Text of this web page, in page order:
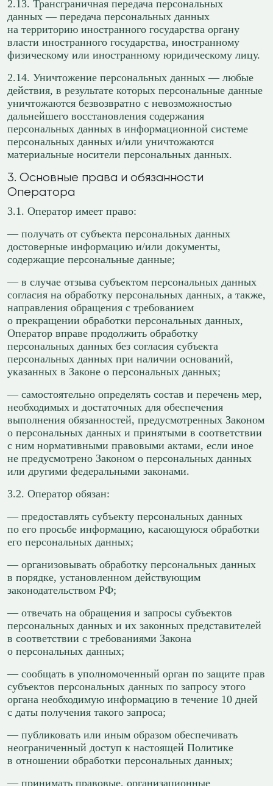
2.13. Трансграничная передача персональных
данных — передача персональных данных
на территорию иностранного государства органу
власти иностранного государства, иностранному
физическому или иностранному юридическому лицу.
2.14. Уничтожение персональных данных — любые
действия, в результате которых персональные данные
уничтожаются безвозвратно с невозможностью
дальнейшего восстановления содержания
персональных данных в информационной системе
персональных данных и/или уничтожаются
материальные носители персональных данных.
3. Основные права и обязанности
Оператора
3.1. Оператор имеет право:
— получать от субъекта персональных данных
достоверные информацию и/или документы,
содержащие персональные данные;
— в случае отзыва субъектом персональных данных
согласия на обработку персональных данных, а также,
направления обращения с требованием
о прекращении обработки персональных данных,
Оператор вправе продолжить обработку
персональных данных без согласия субъекта
персональных данных при наличии оснований,
указанных в Законе о персональных данных;
— самостоятельно определять состав и перечень мер,
необходимых и достаточных для обеспечения
выполнения обязанностей, предусмотренных Законом
о персональных данных и принятыми в соответствии
с ним нормативными правовыми актами, если иное
не предусмотрено Законом о персональных данных
или другими федеральными законами.
3.2. Оператор обязан:
— предоставлять субъекту персональных данных
по его просьбе информацию, касающуюся обработки
его персональных данных;
— организовывать обработку персональных данных
в порядке, установленном действующим
законодательством РФ;
— отвечать на обращения и запросы субъектов
персональных данных и их законных представителей
в соответствии с требованиями Закона
о персональных данных;
— сообщать в уполномоченный орган по защите прав
субъектов персональных данных по запросу этого
органа необходимую информацию в течение 10 дней
с даты получения такого запроса;
— публиковать или иным образом обеспечивать
неограниченный доступ к настоящей Политике
в отношении обработки персональных данных;
— принимать правовые, организационные